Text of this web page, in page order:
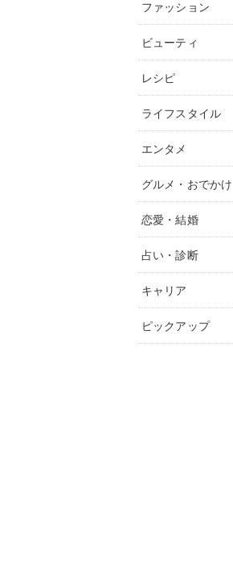
ファッション
ビューティ
レシピ
ライフスタイル
エンタメ
グルメ・おでかけ
恋愛・結婚
占い・診断
キャリア
ピックアップ